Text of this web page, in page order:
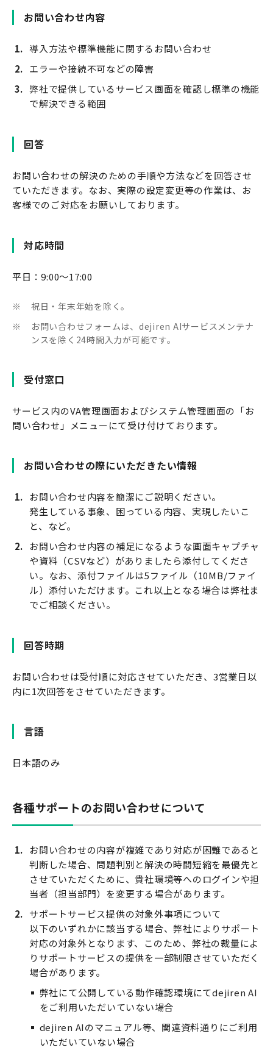
お問い合わせ内容
導入方法や標準機能に関するお問い合わせ
エラーや接続不可などの障害
弊社で提供しているサービス画面を確認し標準の機能
で解決できる範囲
回答
お問い合わせの解決のための手順や方法などを回答させ
ていただきます。なお、実際の設定変更等の作業は、お
客様でのご対応をお願いしております。
対応時間
平日：9:00～17:00
※
祝日・年末年始を除く。
※
お問い合わせフォームは、dejiren AIサービスメンテナ
ンスを除く24時間入力が可能です。
受付窓口
サービス内のVA管理画面およびシステム管理画面の「お
問い合わせ」メニューにて受け付けております。
お問い合わせの際にいただきたい情報
お問い合わせ内容を簡潔にご説明ください。
発生している事象、困っている内容、実現したいこ
と、など。
お問い合わせ内容の補足になるような画面キャプチャ
や資料（CSVなど）がありましたら添付してくださ
い。なお、添付ファイルは5ファイル（10MB/ファイ
ル）添付いただけます。これ以上となる場合は弊社ま
でご相談ください。
回答時期
お問い合わせは受付順に対応させていただき、3営業日以
内に1次回答をさせていただきます。
言語
日本語のみ
各種サポートのお問い合わせについて
お問い合わせの内容が複雑であり対応が困難であると
判断した場合、問題判別と解決の時間短縮を最優先と
させていただくために、貴社環境等へのログインや担
当者（担当部門）を変更する場合があります。
サポートサービス提供の対象外事項について
以下のいずれかに該当する場合、弊社によりサポート
対応の対象外となります、このため、弊社の裁量によ
りサポートサービスの提供を一部制限させていただく
場合があります。
弊社にて公開している動作確認環境にてdejiren AI
をご利用いただいていない場合
dejiren AIのマニュアル等、関連資料通りにご利用
いただいていない場合